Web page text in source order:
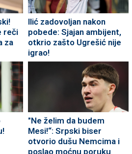
reči
za
Ilić zadovoljan nakon
pobede: Sjajan ambijent,
otkrio zašto Ugrešić nije
igrao!
"Ne želim da budem
Mesi!“: Srpski biser
otvorio dušu Nemcima i
poslao moćnu poruku